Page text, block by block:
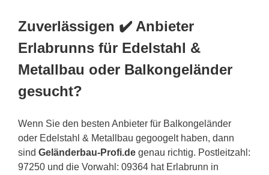
Zuverlässigen ✔️ Anbieter
Erlabrunns für Edelstahl &
Metallbau oder Balkongeländer
gesucht?
Wenn Sie den besten Anbieter für Balkongeländer
oder Edelstahl & Metallbau gegoogelt haben, dann
sind Geländerbau-Profi.de genau richtig. Postleitzahl:
97250 und die Vorwahl: 09364 hat Erlabrunn in